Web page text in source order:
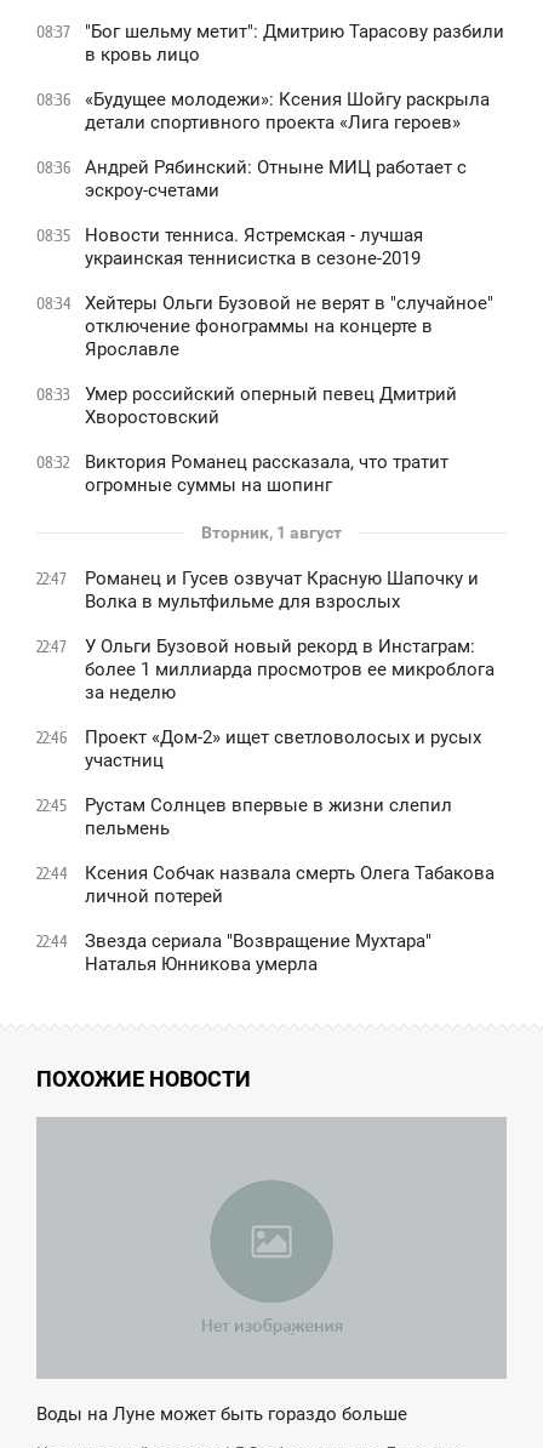
08:37
"Бог шельму метит": Дмитрию Тарасову разбили
в кровь лицо
08:36
«Будущее молодежи»: Ксения Шойгу раскрыла
детали спортивного проекта «Лига героев»
08:36
Андрей Рябинский: Отныне МИЦ работает с
эскроу-счетами
08:35
Новости тенниса. Ястремская - лучшая
украинская теннисистка в сезоне-2019
08:34
Хейтеры Ольги Бузовой не верят в "случайное"
отключение фонограммы на концерте в
Ярославле
08:33
Умер российский оперный певец Дмитрий
Хворостовский
08:32
Виктория Романец рассказала, что тратит
огромные суммы на шопинг
Вторник, 1 август
22:47
Романец и Гусев озвучат Красную Шапочку и
Волка в мультфильме для взрослых
22:47
У Ольги Бузовой новый рекорд в Инстаграм:
более 1 миллиарда просмотров ее микроблога
за неделю
22:46
Проект «Дом-2» ищет светловолосых и русых
участниц
22:45
Рустам Солнцев впервые в жизни слепил
пельмень
22:44
Ксения Собчак назвала смерть Олега Табакова
личной потерей
22:44
Звезда сериала "Возвращение Мухтара"
Наталья Юнникова умерла
ПОХОЖИЕ НОВОСТИ
Воды на Луне может быть гораздо больше